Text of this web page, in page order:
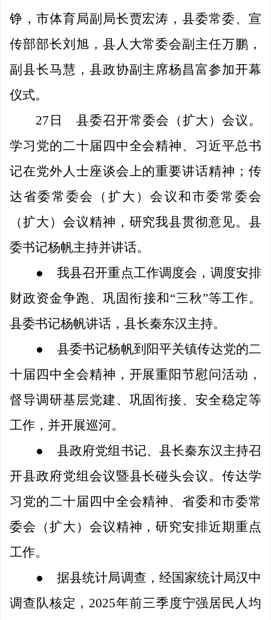
铮，市体育局副局长贾宏涛，县委常委、宣
传部部长刘旭，县人大常委会副主任万鹏，
副县长马慧，县政协副主席杨昌富参加开幕
仪式。
27日
县委召开常委会（扩大）会议。
学习党的二十届四中全会精神、习近平总书
记在党外人士座谈会上的重要讲话精神；传
达省委常委会（扩大）会议和市委常委会
（扩大）会议精神，研究我县贯彻意见。县
委书记杨帆主持并讲话。
●
我县召开重点工作调度会，调度安排
财政资金争跑、巩固衔接和“三秋”等工作。
县委书记杨帆讲话，县长秦东汉主持。
●
县委书记杨帆到阳平关镇传达党的二
十届四中全会精神，开展重阳节慰问活动，
督导调研基层党建、巩固衔接、安全稳定等
工作，并开展巡河。
●
县政府党组书记、县长秦东汉主持召
开县政府党组会议暨县长碰头会议。传达学
习党的二十届四中全会精神、省委和市委常
委会（扩大）会议精神，研究安排近期重点
工作。
●
据县统计局调查，经国家统计局汉中
调查队核定， 2025年前三季度宁强居民人均